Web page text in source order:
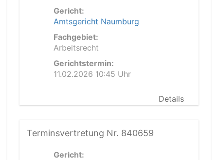
Gericht:
Amtsgericht Naumburg
Fachgebiet:
Arbeitsrecht
Gerichtstermin:
11.02.2026 10:45 Uhr
Details
Terminsvertretung Nr. 840659
Gericht: